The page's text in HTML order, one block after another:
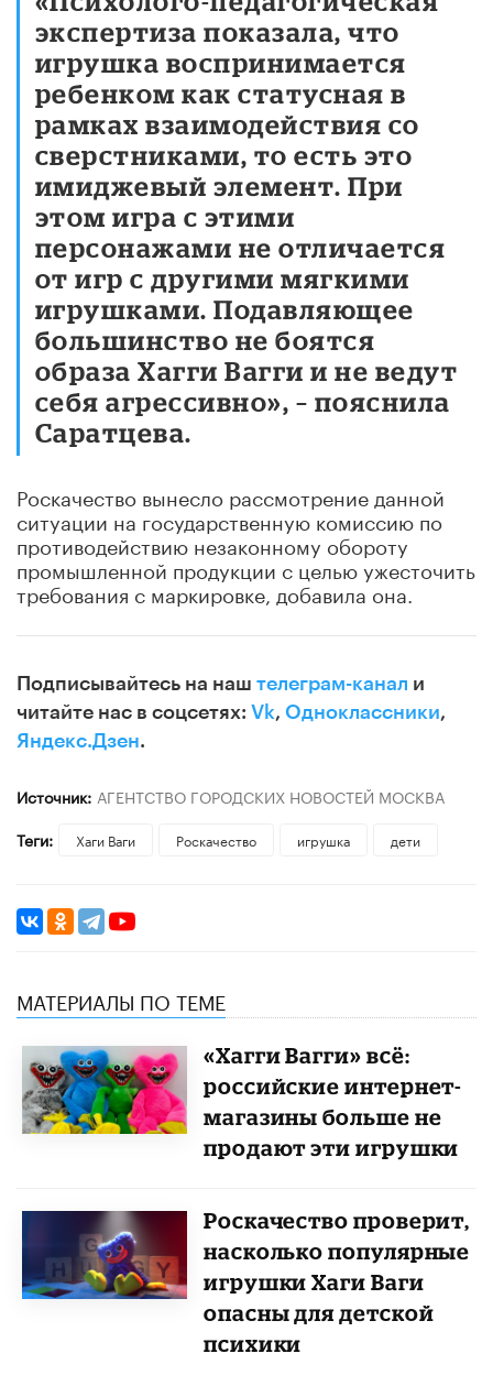
экспертиза показала, что
игрушка воспринимается
ребенком как статусная в
рамках взаимодействия со
сверстниками, то есть это
имиджевый элемент. При
этом игра с этими
персонажами не отличается
от игр с другими мягкими
игрушками. Подавляющее
большинство не боятся
образа Хагги Вагги и не ведут
себя агрессивно», – пояснила
Саратцева.
Роскачество вынесло рассмотрение данной
ситуации на государственную комиссию по
противодействию незаконному обороту
промышленной продукции с целью ужесточить
требования с маркировке, добавила она.
Подписывайтесь на наш телеграм-канал и
читайте нас в соцсетях: Vk, Одноклассники,
Яндекс.Дзен.
Источник: АГЕНТСТВО ГОРОДСКИХ НОВОСТЕЙ МОСКВА
Теги:
Хаги Ваги Роскачество игрушка дети
МАТЕРИАЛЫ ПО ТЕМЕ
«Хагги Вагги» всё:
российские интернет-
магазины больше не
продают эти игрушки
Роскачество проверит,
насколько популярные
игрушки Хаги Ваги
опасны для детской
психики